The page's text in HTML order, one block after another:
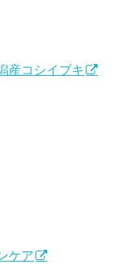
コシイブキ
ケア